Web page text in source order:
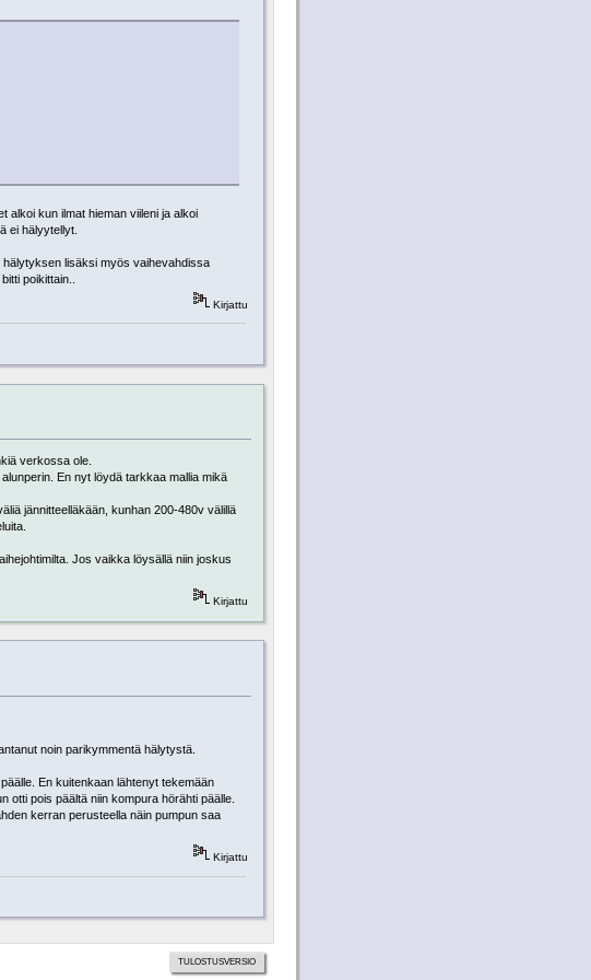
alkoi kun ilmat hieman viileni ja alkoi
ei hälyytellyt.
lisäksi myös vaihevahdissa
poikittain..
Kirjattu
verkossa ole.
En nyt löydä tarkkaa mallia mikä
jännitteelläkään, kunhan 200-480v välillä
Jos vaikka löysällä niin joskus
Kirjattu
noin parikymmentä hälytystä.
En kuitenkaan lähtenyt tekemään
otti pois päältä niin kompura hörähti päälle.
kerran perusteella näin pumpun saa
Kirjattu
TULOSTUSVERSIO